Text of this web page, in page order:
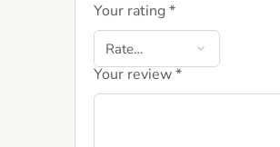
Your rating*
Your review*